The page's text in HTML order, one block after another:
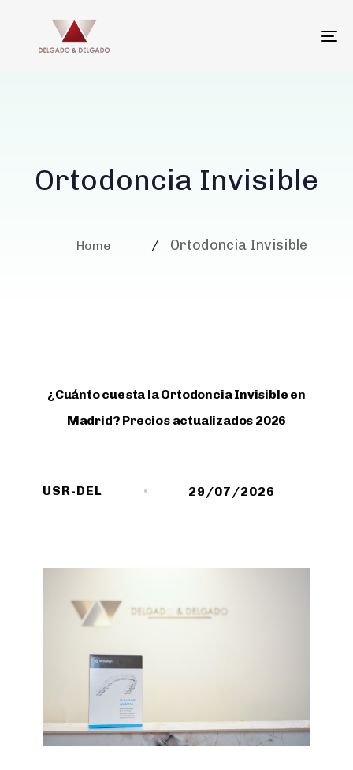
Ortodoncia Invisible
Home Ortodoncia Invisible
¿Cuánto cuesta la Ortodoncia Invisible en
Madrid? Precios actualizados 2026
USR-DEL 29/07/2026